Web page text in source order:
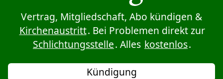
Vertrag, Mitgliedschaft, Abo kündigen &
Kirchenaustritt. Bei Problemen direkt zur
Schlichtungsstelle. Alles kostenlos.
Kündigung